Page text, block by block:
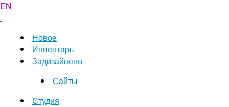
EN
Новое
Инвентарь
Задизайнено
Сайты
Студия